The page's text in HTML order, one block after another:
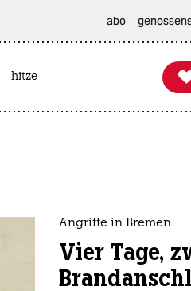
abo
hitze
Angriffe in Bremen
Vier Tage,